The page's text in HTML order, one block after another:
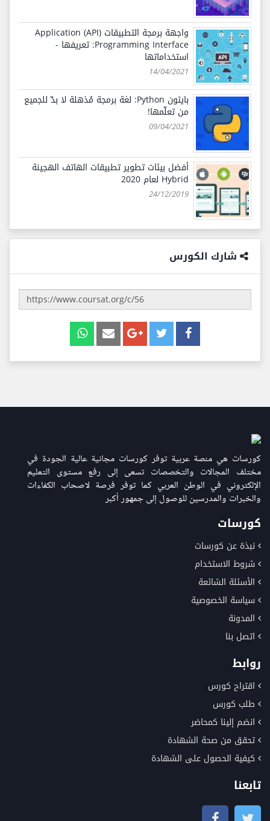
واجهة برمجة التطبيقات (API) Application
Programming Interface: تعريفها -
استخداماتها
14/04/2021
بايثون Python: لغة برمجة مُذهلة لا بدّ للجميع
من تعلّمها!
09/04/2021
أفضل بيئات تطوير تطبيقات الهاتف الهجينة
Hybrid لعام 2020
24/12/2019
شارك الكورس
كورسات هي منصة عربية توفر كورسات مجانية عالية الجودة في
مختلف المجالات والتخصصات تسعى إلى رفع مستوى التعليم
الإلكتروني في الوطن العربي كما توفر فرصة لاصحاب الكفاءات
والخبرات والمدرسين للوصول إلى جمهور أكبر
كورسات
نبذة عن كورسات
شروط الاستخدام
الأسئلة الشائعة
سياسة الخصوصية
المدونة
اتصل بنا
روابط
اقتراح كورس
طلب كورس
انضم إلينا كمحاضر
تحقق من صحة الشهادة
كيفية الحصول على الشهادة
تابعنا